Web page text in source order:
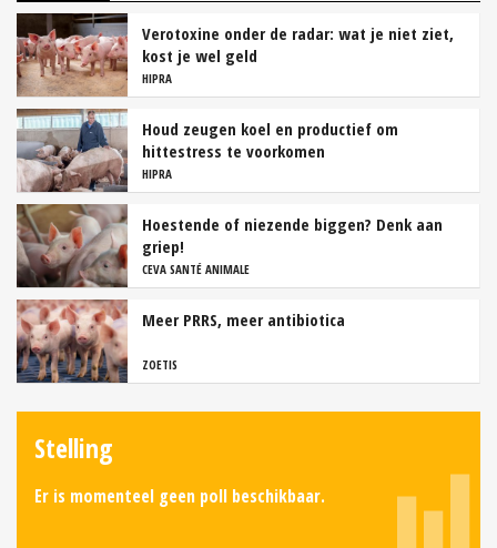
Verotoxine onder de radar: wat je niet ziet,
kost je wel geld
HIPRA
Houd zeugen koel en productief om
hittestress te voorkomen
HIPRA
Hoestende of niezende biggen? Denk aan
griep!
CEVA SANTÉ ANIMALE
Meer PRRS, meer antibiotica
ZOETIS
Stelling
Er is momenteel geen poll beschikbaar.